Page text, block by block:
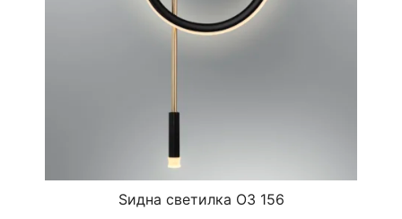
Ѕидна светилка ОЗ 156